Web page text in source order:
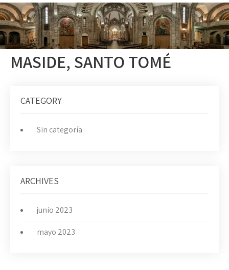
MASIDE, SANTO TOMÉ
CATEGORY
Sin categoría
ARCHIVES
junio 2023
mayo 2023